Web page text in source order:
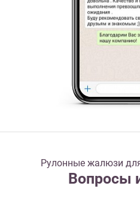
Рулонные жалюзи
Вопросы